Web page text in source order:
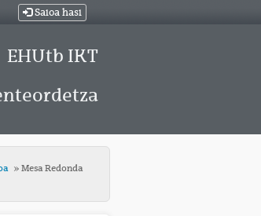
Saioa hasi
EHUtb IKT
Mesa Redonda